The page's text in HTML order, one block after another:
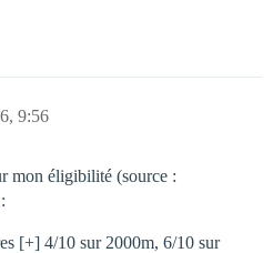
9:56
mon éligibilité (source :
[+] 4/10 sur 2000m, 6/10 sur